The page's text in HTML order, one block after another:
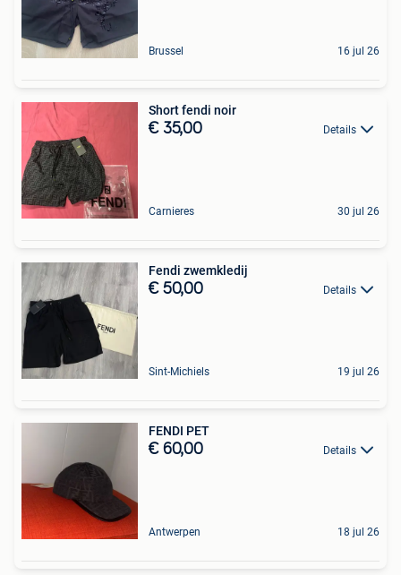
Brussel 16 jul 26
Short fendi noir
€ 35,00 Details
Carnieres 30 jul 26
Fendi zwemkledij
€ 50,00 Details
Sint-Michiels 19 jul 26
FENDI PET
€ 60,00 Details
Antwerpen 18 jul 26